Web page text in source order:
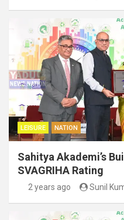
LEISURE NATION
Sahitya Akademi’s
SVAGRIHA Rating
2 years ago Sunil